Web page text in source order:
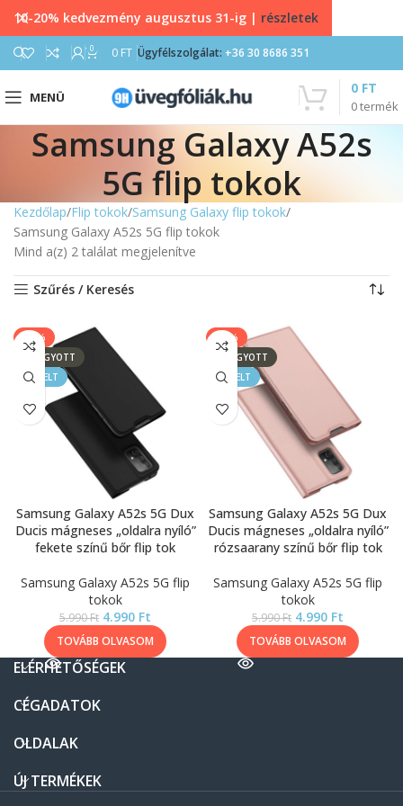
0 0 FT Ügyfélszolgálat: +36 30 8686 351
MENÜ
0termék
0 FT
Samsung Galaxy A52s
5G flip tokok
Kezdőlap Flip tokok Samsung Galaxy flip tokok
Samsung Galaxy A52s 5G flip tokok
Mind a(z) 2 találat megjelenítve
Szűrés / Keresés
-17%
ELFOGYOTT
KIEMELT
Samsung Galaxy A52s 5G Dux
Ducis mágneses „oldalra nyíló”
fekete színű bőr flip tok
Samsung Galaxy A52s 5G flip
tokok
5.990Ft 4.990 Ft
TOVÁBB OLVASOM
-17%
ELFOGYOTT
KIEMELT
Samsung Galaxy A52s 5G Dux
Ducis mágneses „oldalra nyíló”
rózsaarany színű bőr flip tok
Samsung Galaxy A52s 5G flip
tokok
5.990Ft 4.990 Ft
TOVÁBB OLVASOM
ELÉRHETŐSÉGEK
CÉGADATOK
OLDALAK
ÚJ TERMÉKEK
10-20% kedvezmény augusztus 31-ig | részletek